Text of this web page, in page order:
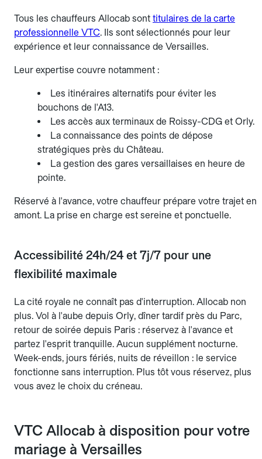
Tous les chauffeurs Allocab sont titulaires de la carte
professionnelle VTC. Ils sont sélectionnés pour leur
expérience et leur connaissance de Versailles.
Leur expertise couvre notamment :
Les itinéraires alternatifs pour éviter les
bouchons de l'A13.
Les accès aux terminaux de Roissy-CDG et Orly.
La connaissance des points de dépose
stratégiques près du Château.
La gestion des gares versaillaises en heure de
pointe.
Réservé à l'avance, votre chauffeur prépare votre trajet en
amont. La prise en charge est sereine et ponctuelle.
Accessibilité 24h/24 et 7j/7 pour une
flexibilité maximale
La cité royale ne connaît pas d'interruption. Allocab non
plus. Vol à l'aube depuis Orly, dîner tardif près du Parc,
retour de soirée depuis Paris : réservez à l'avance et
partez l'esprit tranquille. Aucun supplément nocturne.
Week-ends, jours fériés, nuits de réveillon : le service
fonctionne sans interruption. Plus tôt vous réservez, plus
vous avez le choix du créneau.
VTC Allocab à disposition pour votre
mariage à Versailles